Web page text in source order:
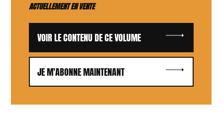
ACTUELLEMENT EN VENTE
VOIR LE CONTENU DE CE VOLUME
JE M'ABONNE MAINTENANT